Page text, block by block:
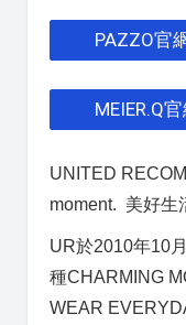
PAZZO官
MEIER.Q
UNITED
moment. 美好生
UR於2010年10
種CHARMING
WEAR